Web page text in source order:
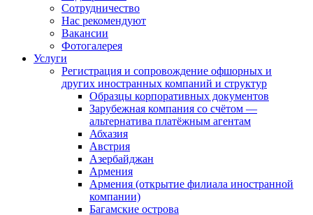
Сотрудничество
Нас рекомендуют
Вакансии
Фотогалерея
Услуги
Регистрация и сопровождение офшорных и
других иностранных компаний и структур
Образцы корпоративных документов
Зарубежная компания со счётом —
альтернатива платёжным агентам
Абхазия
Австрия
Азербайджан
Армения
Армения (открытие филиала иностранной
компании)
Багамские острова